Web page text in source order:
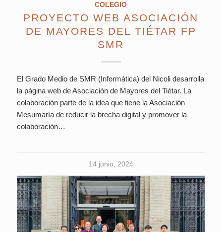
COLEGIO
PROYECTO WEB ASOCIACIÓN
DE MAYORES DEL TIÉTAR FP
SMR
El Grado Medio de SMR (Informática) del Nicoli desarrolla
la página web de Asociación de Mayores del Tiétar. La
colaboración parte de la idea que tiene la Asociación
Mesumaría de reducir la brecha digital y promover la
colaboración…
14 junio, 2024